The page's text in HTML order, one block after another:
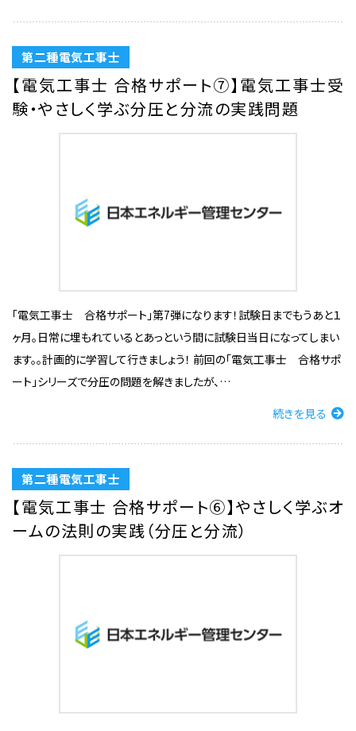
第二種電気工事士
【電気工事士 合格サポート⑦】電気工事士受
験・やさしく学ぶ分圧と分流の実践問題
「電気工事士 合格サポート」第7弾になります！試験日までもうあと１
ヶ月。日常に埋もれているとあっという間に試験日当日になってしまい
ます。。計画的に学習して行きましょう！ 前回の「電気工事士 合格サポ
ート」シリーズで分圧の問題を解きましたが、…
続きを見る
第二種電気工事士
【電気工事士 合格サポート⑥】やさしく学ぶオ
ームの法則の実践（分圧と分流）